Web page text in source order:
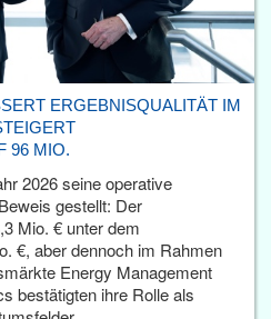
ERGEBNISQUALITÄT IM
96 MIO.
2026 seine operative
gestellt: Der
Mio. € unter dem
€, aber dennoch im Rahmen
Energy Management
bestätigten ihre Rolle als